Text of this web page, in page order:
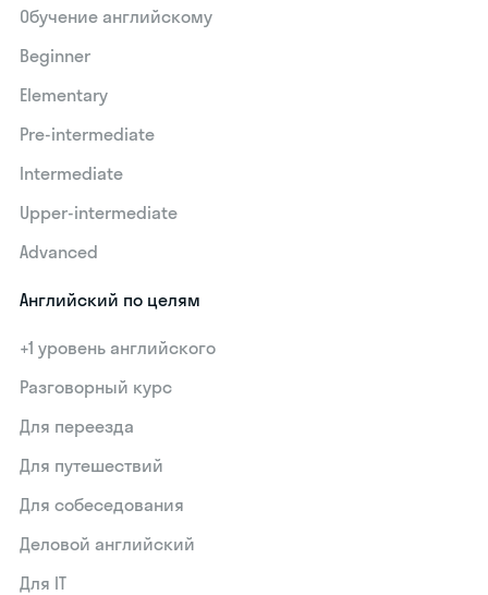
Обучение английскому
Beginner
Elementary
Pre-intermediate
Intermediate
Upper-intermediate
Advanced
Английский по целям
+1 уровень английского
Разговорный курс
Для переезда
Для путешествий
Для собеседования
Деловой английский
Для IT